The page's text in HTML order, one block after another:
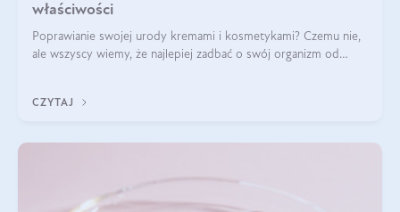
właściwości
Poprawianie swojej urody kremami i kosmetykami? Czemu nie,
ale wszyscy wiemy, że najlepiej zadbać o swój organizm od
wysokiej jakości suplem
CZYTAJ